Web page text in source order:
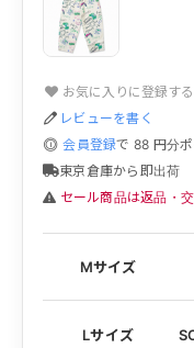
お気に入りに登録する
レビューを書く
会員登録で 88 円分
東京倉庫から即出荷
セール商品は返品・
Mサイズ
Lサイズ